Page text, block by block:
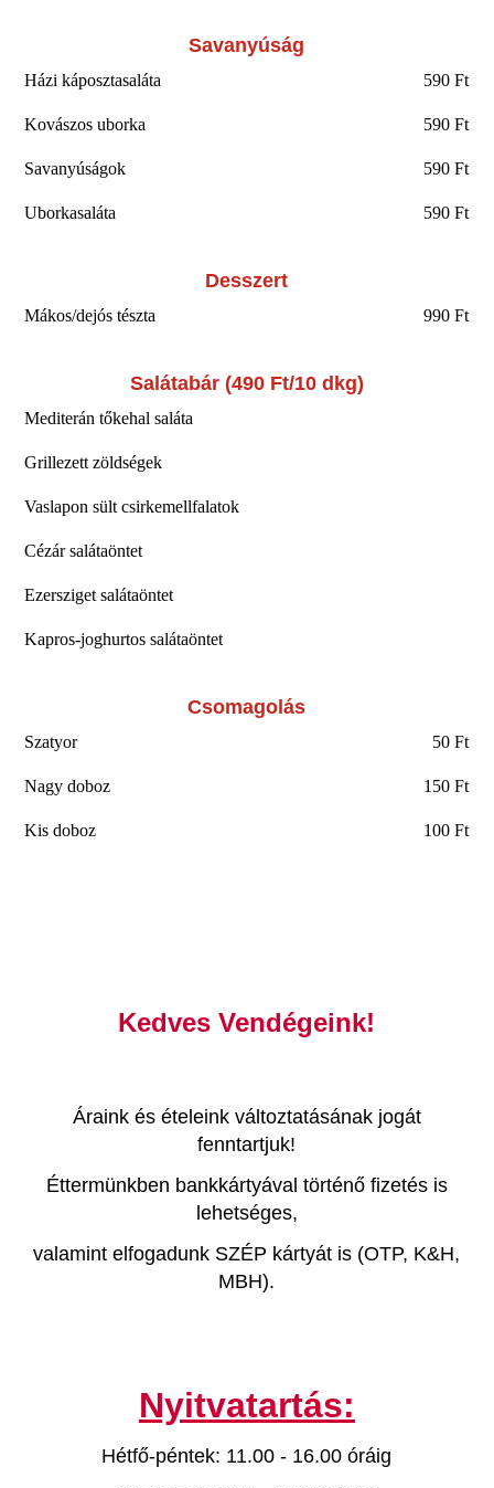
Savanyúság
Házi káposztasaláta 590 Ft
Kovászos uborka 590 Ft
Savanyúságok 590 Ft
Uborkasaláta 590 Ft
Desszert
Mákos/dejós tészta 990 Ft
Salátabár (490 Ft/10 dkg)
Mediterán tőkehal saláta
Grillezett zöldségek
Vaslapon sült csirkemellfalatok
Cézár salátaöntet
Ezersziget salátaöntet
Kapros-joghurtos salátaöntet
Csomagolás
Szatyor 50 Ft
Nagy doboz 150 Ft
Kis doboz 100 Ft
Kedves Vendégeink!
Áraink és ételeink változtatásának jogát
fenntartjuk!
Éttermünkben bankkártyával történő fizetés is
lehetséges,
valamint elfogadunk SZÉP kártyát is (OTP, K&H,
MBH).
Nyitvatartás:
Hétfő-péntek: 11.00 - 16.00 óráig